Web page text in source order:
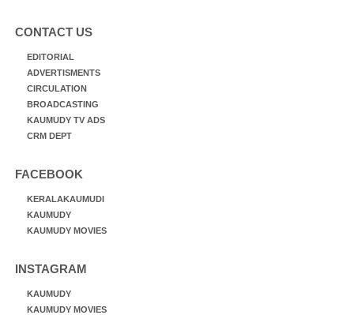
CONTACT US
EDITORIAL
ADVERTISMENTS
CIRCULATION
BROADCASTING
KAUMUDY TV ADS
CRM DEPT
FACEBOOK
KERALAKAUMUDI
KAUMUDY
KAUMUDY MOVIES
INSTAGRAM
KAUMUDY
KAUMUDY MOVIES